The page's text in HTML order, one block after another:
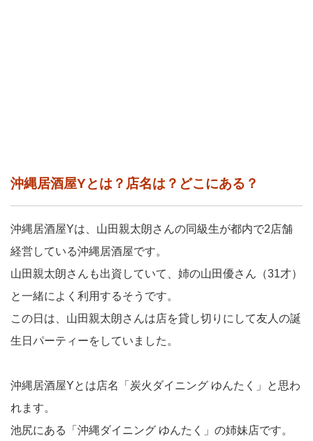
沖縄居酒屋Yとは？店名は？どこにある？
沖縄居酒屋Yは、山田親太朗さんの同級生が都内で2店舗
経営している沖縄居酒屋です。
山田親太朗さんも出資していて、姉の山田優さん（31才）
と一緒によく利用するそうです。
この日は、山田親太朗さんは店を貸し切りにして友人の誕
生日パーティーをしていました。
沖縄居酒屋Yとは店名「炭火ダイニング ゆんたく」と思わ
れます。
池尻にある「沖縄ダイニング ゆんたく」の姉妹店です。